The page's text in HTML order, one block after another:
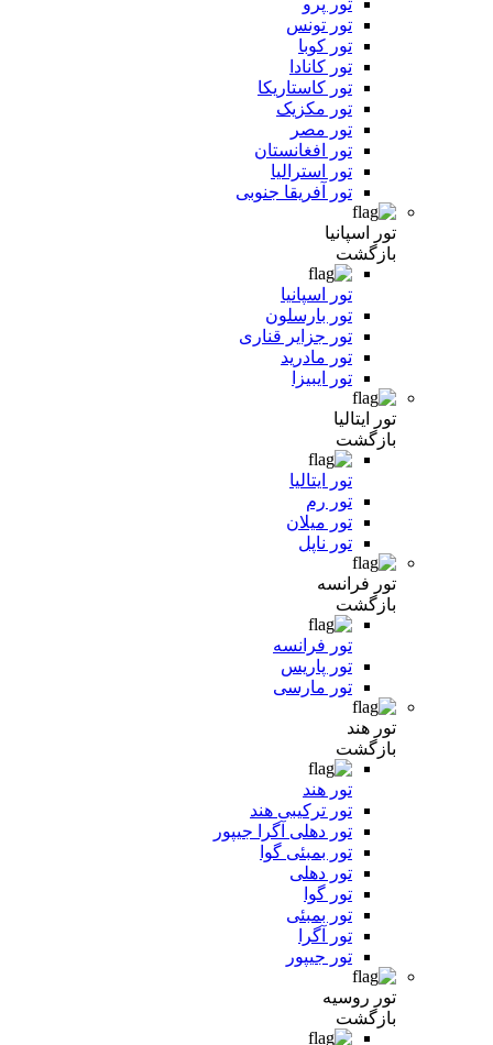
تور پرو
تور تونس
تور کوبا
تور کانادا
تور کاستاریکا
تور مکزیک
تور مصر
تور افغانستان
تور استرالیا
تور آفریقا جنوبی
تور اسپانیا
بازگشت
تور اسپانیا
تور بارسلون
تور جزایر قناری
تور مادرید
تور ایبیزا
تور ایتالیا
بازگشت
تور ایتالیا
تور رم
تور میلان
تور ناپل
تور فرانسه
بازگشت
تور فرانسه
تور پاریس
تور مارسی
تور هند
بازگشت
تور هند
تور ترکیبی هند
تور دهلی آگرا جیپور
تور بمبئی گوا
تور دهلی
تور گوا
تور بمبئی
تور آگرا
تور جیپور
تور روسیه
بازگشت